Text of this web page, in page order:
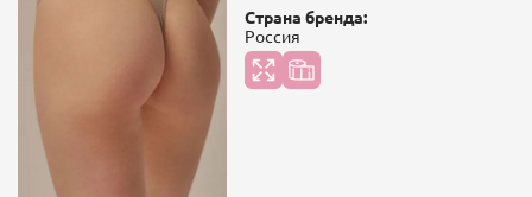
Страна бренда:
Россия